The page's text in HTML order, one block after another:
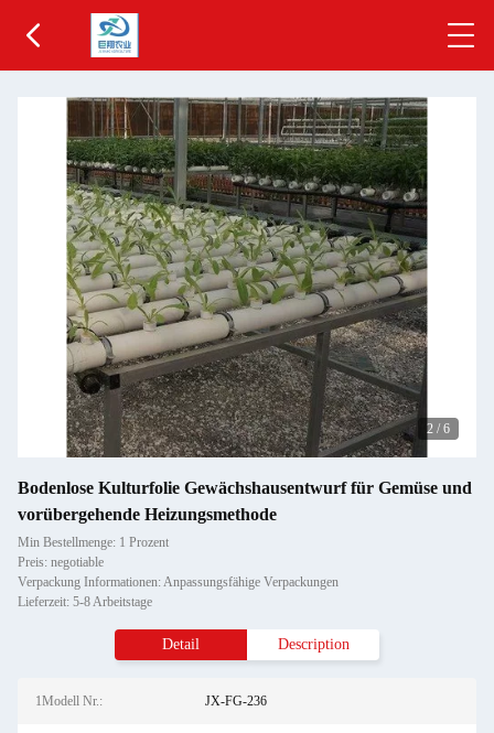
2 / 6
Bodenlose Kulturfolie Gewächshausentwurf für Gemüse und
vorübergehende Heizungsmethode
Min Bestellmenge: 1 Prozent
Preis: negotiable
Verpackung Informationen: Anpassungsfähige Verpackungen
Lieferzeit: 5-8 Arbeitstage
Detail Description
1Modell Nr.: JX-FG-236